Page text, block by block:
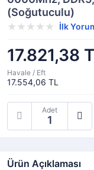
(Soğutuculu)
İlk
17.821,38
Havale / Eft
17.554,06 TL
Adet
Ürün Açıklaması